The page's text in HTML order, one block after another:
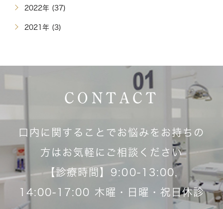
2022年 (37)
2021年 (3)
CONTACT
口内に関することでお悩みをお持ちの
方はお気軽にご相談ください
【診療時間】9:00-13:00,
14:00-17:00 木曜・日曜・祝日休診